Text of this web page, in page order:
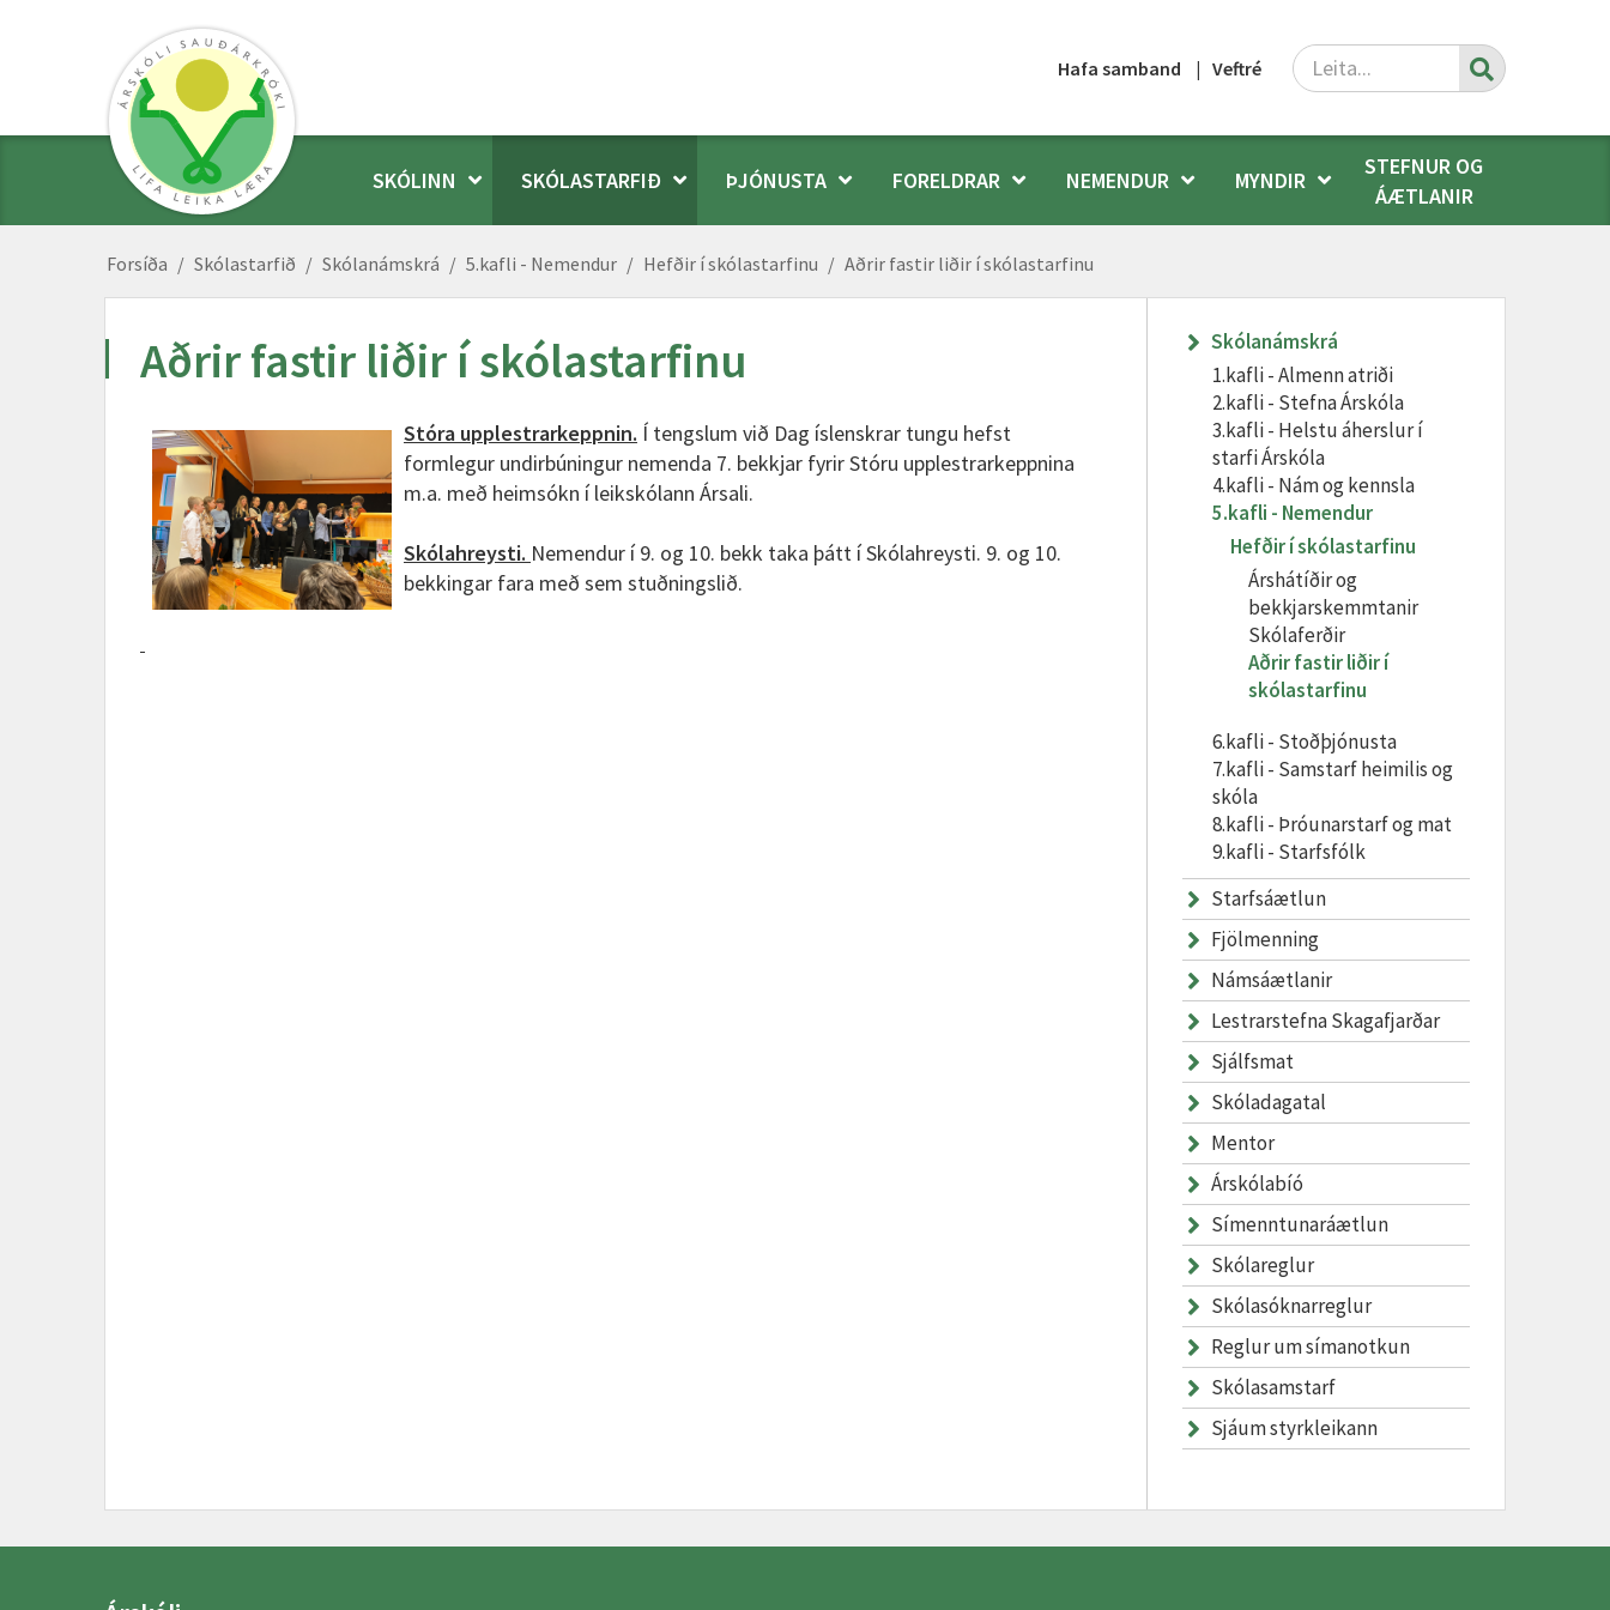
SKÓLINN SKÓLASTARFIÐ ÞJÓNUSTA FORELDRAR NEMENDUR MYNDIR
STEFNUR OG
ÁÆTLANIR
Hafa samband Veftré Leita
Forsíða / Skólastarfið / Skólanámskrá / 5.kafli - Nemendur / Hefðir í skólastarfinu / Aðrir fastir liðir í skólastarfinu
Aðrir fastir liðir í skólastarfinu
Stóra upplestrarkeppnin. Í tengslum við Dag íslenskrar tungu hefst
formlegur undirbúningur nemenda 7. bekkjar fyrir Stóru upplestrarkeppnina
m.a. með heimsókn í leikskólann Ársali.
Skólahreysti. Nemendur í 9. og 10. bekk taka þátt í Skólahreysti. 9. og 10.
bekkingar fara með sem stuðningslið.
Skólanámskrá
1.kafli - Almenn atriði
2.kafli - Stefna Árskóla
3.kafli - Helstu áherslur í
starfi Árskóla
4.kafli - Nám og kennsla
5.kafli - Nemendur
Hefðir í skólastarfinu
Árshátíðir og
bekkjarskemmtanir
Skólaferðir
Aðrir fastir liðir í
skólastarfinu
6.kafli - Stoðþjónusta
7.kafli - Samstarf heimilis og
skóla
8.kafli - Þróunarstarf og mat
9.kafli - Starfsfólk
Starfsáætlun
Fjölmenning
Námsáætlanir
Lestrarstefna Skagafjarðar
Sjálfsmat
Skóladagatal
Mentor
Árskólabíó
Símenntunaráætlun
Skólareglur
Skólasóknarreglur
Reglur um símanotkun
Skólasamstarf
Sjáum styrkleikann